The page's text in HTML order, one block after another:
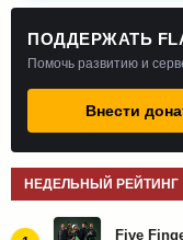
ПОДДЕРЖАТЬ
Помочь развитию и
Внести
НЕДЕЛЬНЫЙ РЕЙТИНГ